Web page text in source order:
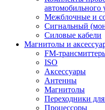
автомобильного
Межблочные и
Сигнальный
Силовые кабели
Магнитолы и
FM-
ISO
Аксессуары
Антенны
Магнитолы
Переходники
Процессоры